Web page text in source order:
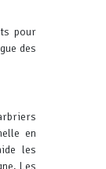
pour
des
en
les
Les